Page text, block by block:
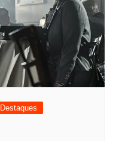
Destaques